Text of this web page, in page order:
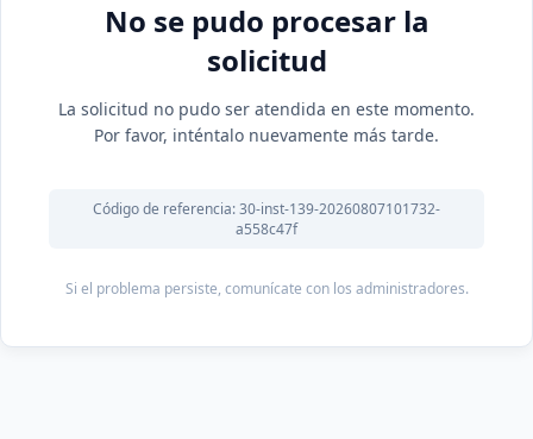
No se pudo procesar la
solicitud
La solicitud no pudo ser atendida en este momento.
Por favor, inténtalo nuevamente más tarde.
Código de referencia: 30-inst-139-20260807101732-
a558c47f
Si el problema persiste, comunícate con los administradores.